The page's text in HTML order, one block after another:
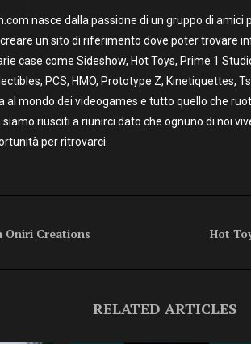
nasce dalla passione di un gruppo di
creare un sito di riferimento dove poter trovare
case come Sideshow, Hot Toys, Prime 1
PCS, HMO, Prototype Z, Kinetiquettes,
al mondo dei videogames e tutto quello che
riusciti a riunirci dato che ognuno di noi
per ritrovarci.
Oniri Creations
Hot
RELATED ARTICLES